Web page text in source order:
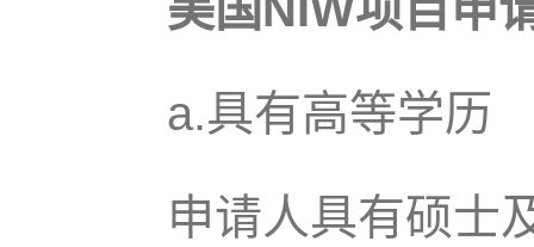
a.具有高等学历
申请人具有硕士